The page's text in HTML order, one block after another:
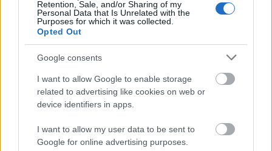
Retention, Sale, and/or Sharing of my
Personal Data that Is Unrelated with the
Purposes for which it was collected.
Opted Out
Google consents
I want to allow Google to enable storage
related to advertising like cookies on web or
device identifiers in apps.
I want to allow my user data to be sent to
Google for online advertising purposes.
Ανοικτές 1.779 θέσεις εργασίας στο
Δημόσιο (χωρίς πτυχίο)
ΥΠΕΣ: Προγραμματισμός προσλήψεων